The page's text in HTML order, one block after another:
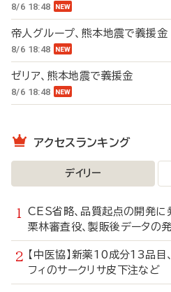
8/6 18:48
帝人グループ、熊本地震で義援
8/6 18:48
ゼリア、熊本地震で義援金
8/6 18:48
アクセスランキング
デイリー
CES省略、品質起点の開発
栗林審査役、製販後データの
【中医協】新薬10成分13品
フィのサークリサ皮下注など